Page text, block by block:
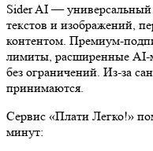
Sider AI — универсальный
текстов и изображений,
контентом. Премиум-
лимиты, расширенные AI-
без ограничений. Из-за
принимаются.
Сервис «Плати Легко!»
минут: